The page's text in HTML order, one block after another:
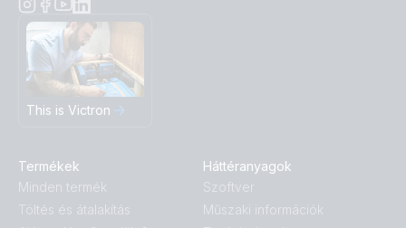
This is Victron
Termékek
Minden termék
Töltés és átalakítás
Háttéranyagok
Szoftver
Műszaki információk